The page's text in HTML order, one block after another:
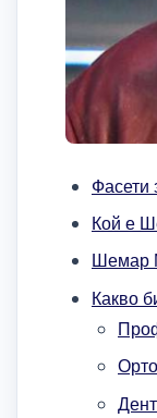
Фасети
Кой е
Шемар
Какво